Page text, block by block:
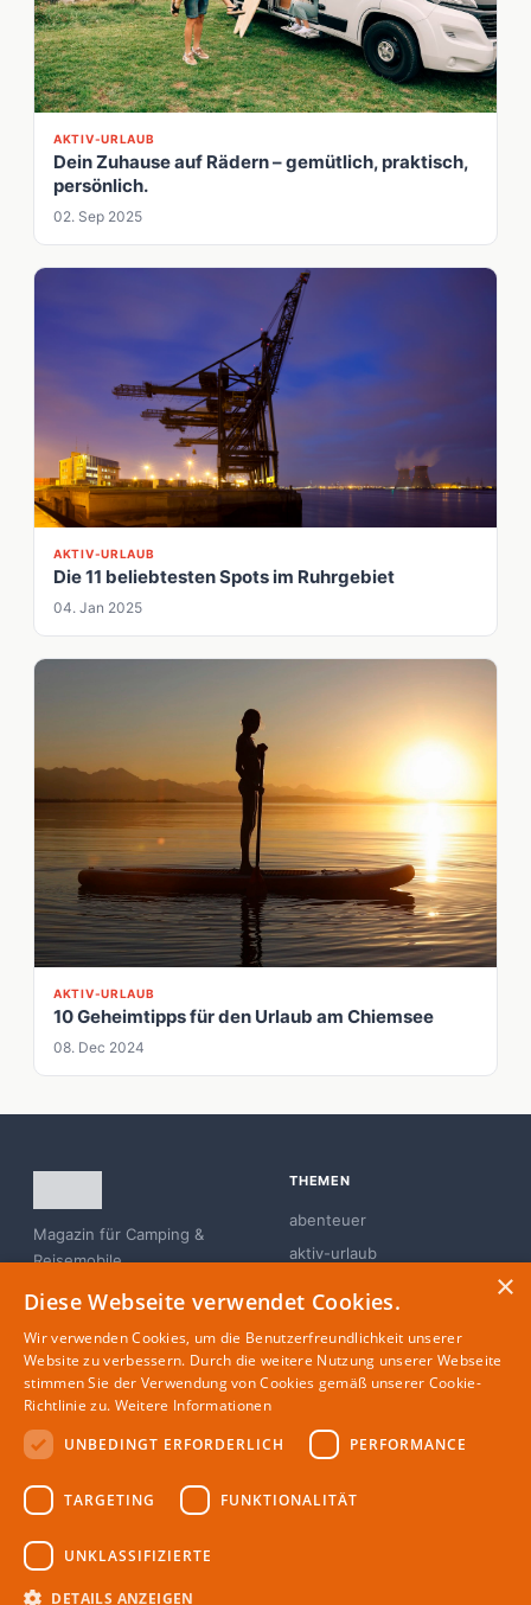
AKTIV-URLAUB
Dein Zuhause auf Rädern – gemütlich, praktisch,
persönlich.
02. Sep 2025
AKTIV-URLAUB
Die 11 beliebtesten Spots im Ruhrgebiet
04. Jan 2025
AKTIV-URLAUB
10 Geheimtipps für den Urlaub am Chiemsee
08. Dec 2024
Magazin für Camping &
Reisemobile
THEMEN
abenteuer
aktiv-urlaub
familie
glamping
MAGAZIN
Partner
Redaktion
Autoren
RECHTLICHES
Impressum
×
Diese Webseite verwendet Cookies.
Wir verwenden Cookies, um die Benutzerfreundlichkeit unserer
Website zu verbessern. Durch die weitere Nutzung unserer Webseite
stimmen Sie der Verwendung von Cookies gemäß unserer Cookie-
Richtlinie zu. Weitere Informationen
UNBEDINGT ERFORDERLICH
PERFORMANCE
TARGETING FUNKTIONALITÄT
UNKLASSIFIZIERTE
DETAILS ANZEIGEN